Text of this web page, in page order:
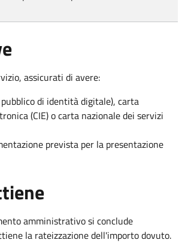
assicurati di avere:
pubblico di identità digitale), carta
(CIE) o carta nazionale dei servizi
prevista per la presentazione
amministrativo si conclude
la rateizzazione dell'importo dovuto.